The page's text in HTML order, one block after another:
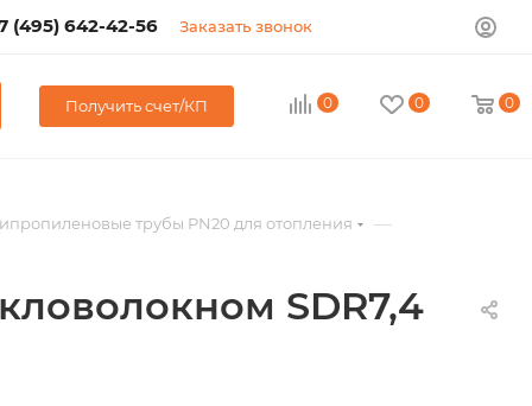
(495) 642-42-56 Заказать звонок
Получить счет/КП 0 0 0
трубы PN20 для отопления —
SDR7,4